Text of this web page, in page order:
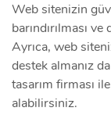
Web sitenizin
barındırılması
Ayrıca, web
destek almanız
tasarım firması
alabilirsiniz.